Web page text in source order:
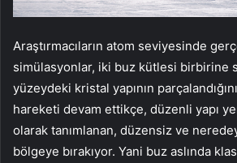
Araştırmacıların atom seviyesinde
simülasyonlar, iki buz kütlesi birbirine
yüzeydeki kristal yapının
hareketi devam ettikçe, düzenli yapı
olarak tanımlanan, düzensiz ve
bölgeye bırakıyor. Yani buz aslında